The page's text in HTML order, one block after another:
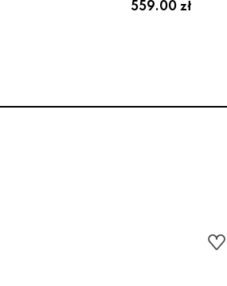
559.00 zł